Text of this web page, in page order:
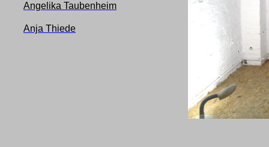
Angelika Taubenheim
Anja Thiede